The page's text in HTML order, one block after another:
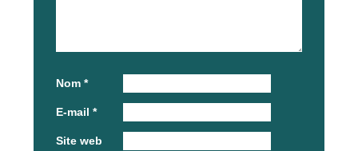
Nom *
E-mail *
Site web